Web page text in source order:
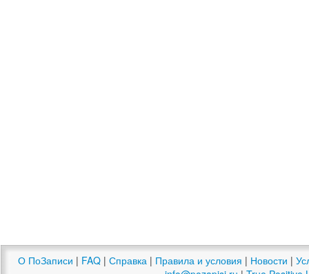
О ПоЗаписи | FAQ | Справка | Правила и условия | Новости |